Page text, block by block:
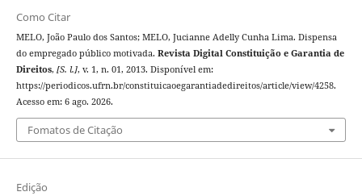
Como Citar
MELO, João Paulo dos Santos; MELO, Jucianne Adelly Cunha Lima. Dispensa
do empregado público motivada. Revista Digital Constituição e Garantia de
Direitos, [S. l.], v. 1, n. 01, 2013. Disponível em:
https://periodicos.ufrn.br/constituicaoegarantiadedireitos/article/view/4258.
Acesso em: 6 ago. 2026.
Fomatos de Citação
Edição